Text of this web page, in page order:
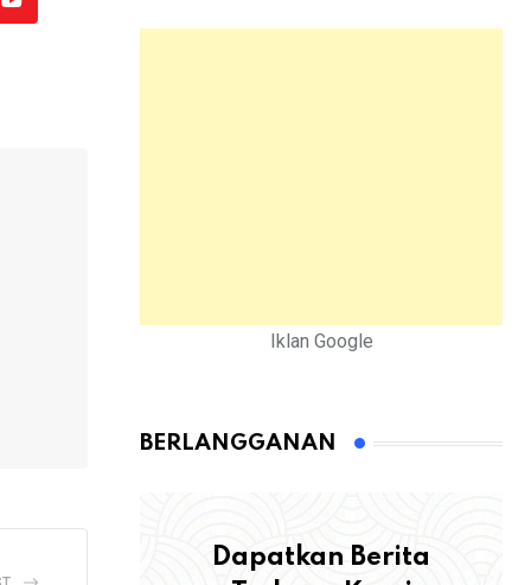
Youtube
Iklan Google
BERLANGGANAN
Dapatkan Berita